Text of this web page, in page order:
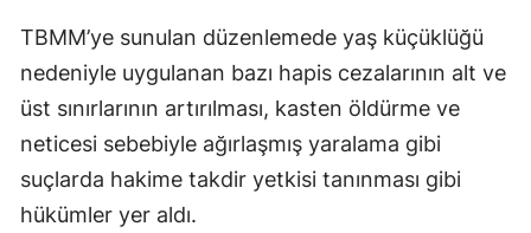
TBMM’ye sunulan düzenlemede yaş küçüklüğü
nedeniyle uygulanan bazı hapis cezalarının alt ve
üst sınırlarının artırılması, kasten öldürme ve
neticesi sebebiyle ağırlaşmış yaralama gibi
suçlarda hakime takdir yetkisi tanınması gibi
hükümler yer aldı.